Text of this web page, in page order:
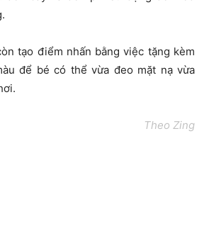
tạo điểm nhấn bằng việc tặng kèm
để bé có thể vừa đeo mặt nạ vừa
Theo Zing